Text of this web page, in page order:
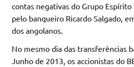
contas negativas do Grupo Espírito
pelo banqueiro Ricardo Salgado,
dos angolanos.
No mesmo dia das transferências
Junho de 2013, os accionistas do